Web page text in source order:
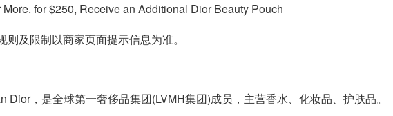
for $250, Receive an Additional Dior Beauty Pouch
则及限制以商家页面提示信息为准。
Dior，是全球第一奢侈品集团(LVMH集团)成员，主营香水、化妆品、护肤品。